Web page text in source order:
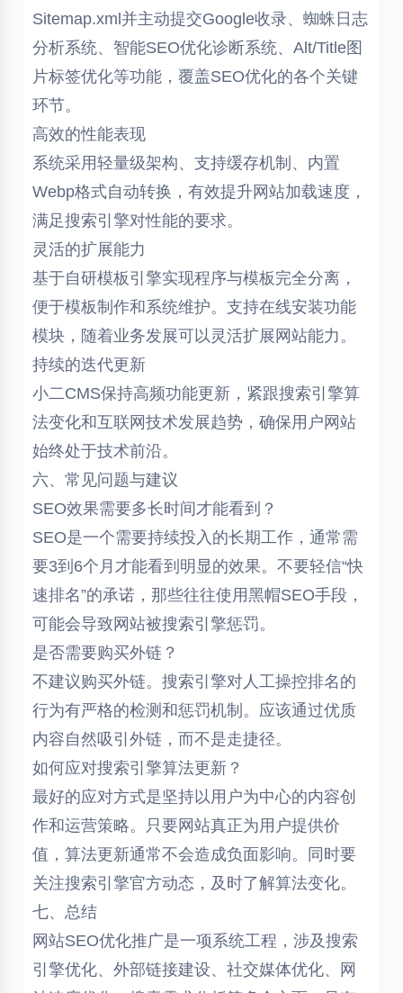
Sitemap.xml并主动提交Google收录、蜘蛛日志
分析系统、智能SEO优化诊断系统、Alt/Title图
片标签优化等功能，覆盖SEO优化的各个关键
环节。
高效的性能表现
系统采用轻量级架构、支持缓存机制、内置
Webp格式自动转换，有效提升网站加载速度，
满足搜索引擎对性能的要求。
灵活的扩展能力
基于自研模板引擎实现程序与模板完全分离，
便于模板制作和系统维护。支持在线安装功能
模块，随着业务发展可以灵活扩展网站能力。
持续的迭代更新
小二CMS保持高频功能更新，紧跟搜索引擎算
法变化和互联网技术发展趋势，确保用户网站
始终处于技术前沿。
六、常见问题与建议
SEO效果需要多长时间才能看到？
SEO是一个需要持续投入的长期工作，通常需
要3到6个月才能看到明显的效果。不要轻信“快
速排名”的承诺，那些往往使用黑帽SEO手段，
可能会导致网站被搜索引擎惩罚。
是否需要购买外链？
不建议购买外链。搜索引擎对人工操控排名的
行为有严格的检测和惩罚机制。应该通过优质
内容自然吸引外链，而不是走捷径。
如何应对搜索引擎算法更新？
最好的应对方式是坚持以用户为中心的内容创
作和运营策略。只要网站真正为用户提供价
值，算法更新通常不会造成负面影响。同时要
关注搜索引擎官方动态，及时了解算法变化。
七、总结
网站SEO优化推广是一项系统工程，涉及搜索
引擎优化、外部链接建设、社交媒体优化、网